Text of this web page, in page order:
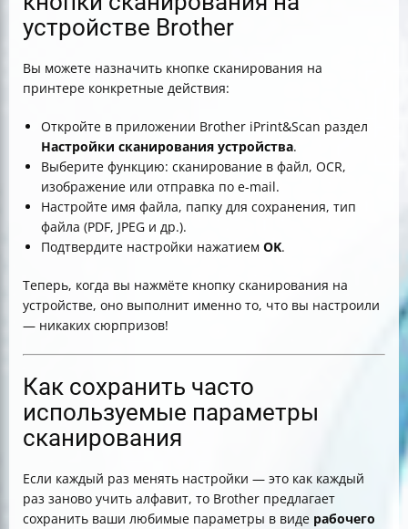
устройстве Brother
Вы можете назначить кнопке сканирования на
принтере конкретные действия:
Откройте в приложении Brother iPrint&Scan раздел
Настройки сканирования устройства.
Выберите функцию: сканирование в файл, OCR,
изображение или отправка по e-mail.
Настройте имя файла, папку для сохранения, тип
файла (PDF, JPEG и др.).
Подтвердите настройки нажатием OK.
Теперь, когда вы нажмёте кнопку сканирования на
устройстве, оно выполнит именно то, что вы настроили
— никаких сюрпризов!
Как сохранить часто
используемые параметры
сканирования
Если каждый раз менять настройки — это как каждый
раз заново учить алфавит, то Brother предлагает
сохранить ваши любимые параметры в виде рабочего